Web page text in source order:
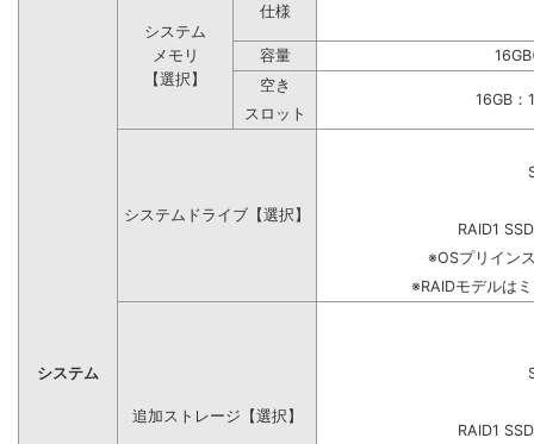
システム
システム
メモリ
【選択】
仕様
容量
空き
16GB
スロット
システムドライブ【選択】
RAID1
※OSプリイン
※RAIDモデルは
追加ストレージ【選択】
RAID1